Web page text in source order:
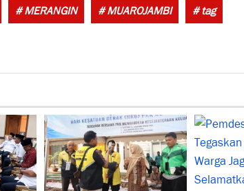
# MERANGIN # MUAROJAMBI # tag